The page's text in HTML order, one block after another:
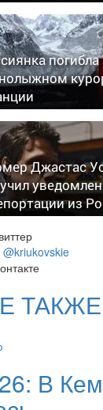
погибла
Джастас
из
@kriukovskie
В